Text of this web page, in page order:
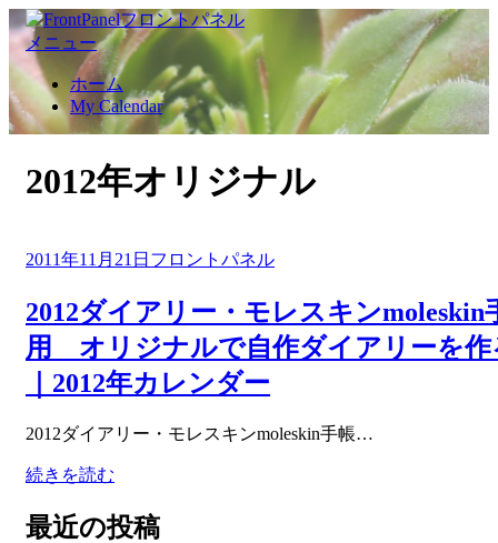
コ
ン
テ
ン
ツ
へ
メニュー
ホーム
My Calendar
タグ
:
2012年オリジナル
投
日:
2011年11月21日 フロントパネル
2012ダイアリー・モレスキンmoleskin
用 オリジナルで自作ダイアリーを作
｜2012年カレンダー
投稿者Front Panel
2012ダイアリー・モレスキンmoleskin手帳…
続きを読む
最近の投稿